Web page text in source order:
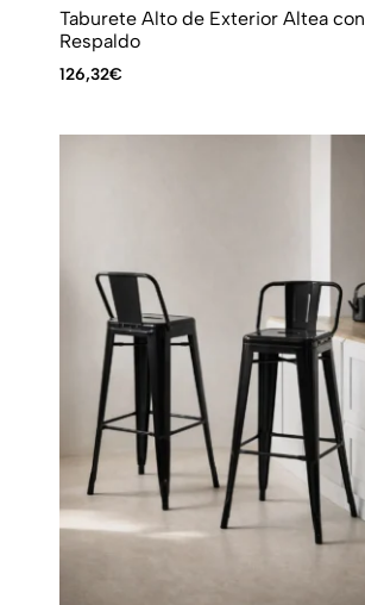
Taburete Alto de Exterior Altea con
Respaldo
126,32€